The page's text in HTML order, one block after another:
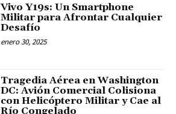
Vivo Y19s: Un Smartphone
Militar para Afrontar Cualquier
Desafío
enero 30, 2025
Tragedia Aérea en Washington
DC: Avión Comercial Colisiona
con Helicóptero Militar y Cae al
Río Congelado